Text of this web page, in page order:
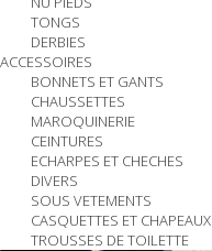
TONGS
DERBIES
ACCESSOIRES
BONNETS ET GANTS
CHAUSSETTES
MAROQUINERIE
CEINTURES
ECHARPES ET CHECHES
DIVERS
SOUS VETEMENTS
CASQUETTES ET CHAPEAUX
TROUSSES DE TOILETTE